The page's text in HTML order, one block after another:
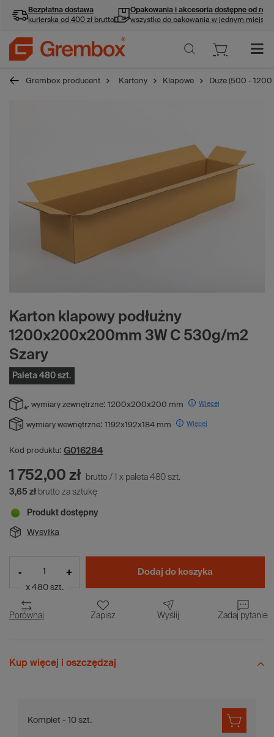
Bezpłatna dostawa
kurierska od 400 zł brutto
Opakowania i akcesoria dostępne od ręki
wszystko do pakowania w jednym miejscu
Grembox producent Kartony Klapowe Duże (500 -
Karton klapowy podłużny
1200x200x200mm 3W C 530g/m2
Szary
Paleta 480 szt.
wymiary zewnętrzne: 1200x200x200 mm Więcej
wymiary wewnętrzne: 1192x192x184 mm Więcej
Kod produktu: G016284
1 752,00 zł brutto / 1 x paleta 480 szt.
3,65 zł brutto za sztukę
Produkt dostępny
Wysyłka
- +
x 480 szt.
Dodaj do koszyka
Porównaj Zapisz Wyślij Zadaj pytanie
Kup więcej i oszczędzaj
Komplet - 10 szt.